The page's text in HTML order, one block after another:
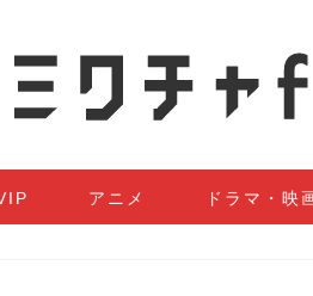
アニメ ドラマ・映